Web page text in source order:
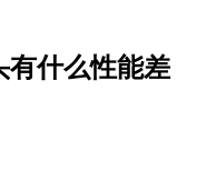
有什么性能差